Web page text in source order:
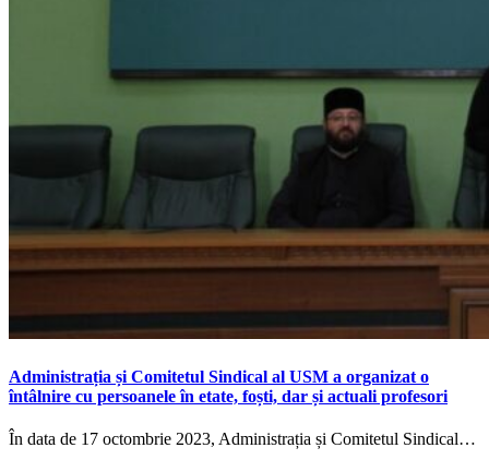
Administrația și Comitetul Sindical al USM a organizat o
întâlnire cu persoanele în etate, foști, dar și actuali profesori
În data de 17 octombrie 2023, Administrația și Comitetul Sindical…